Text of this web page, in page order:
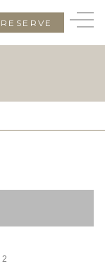
RESERVE